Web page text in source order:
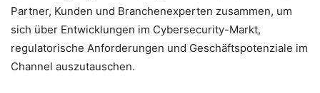
Partner, Kunden und Branchenexperten zusammen, um
sich über Entwicklungen im Cybersecurity-Markt,
regulatorische Anforderungen und Geschäftspotenziale im
Channel auszutauschen.